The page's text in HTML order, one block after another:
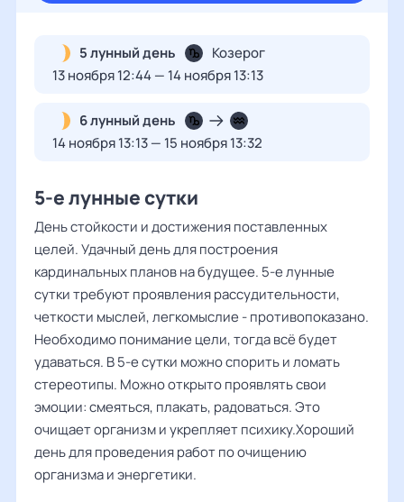
5 лунный день
Козерог
13 ноября 12:44 — 14 ноября 13:13
6 лунный день
14 ноября 13:13 — 15 ноября 13:32
5-е лунные сутки
День стойкости и достижения поставленных
целей. Удачный день для построения
кардинальных планов на будущее. 5-е лунные
сутки требуют проявления рассудительности,
четкости мыслей, легкомыслие - противопоказано.
Необходимо понимание цели, тогда всё будет
удаваться. В 5-е сутки можно спорить и ломать
стереотипы. Можно открыто проявлять свои
эмоции: смеяться, плакать, радоваться. Это
очищает организм и укрепляет психику.Хороший
день для проведения работ по очищению
организма и энергетики.